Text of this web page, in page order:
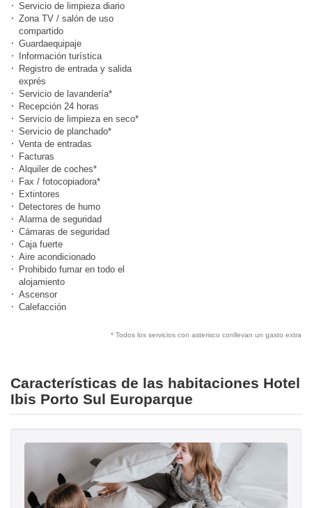
Servicio de limpieza diario
Zona TV / salón de uso
compartido
Guardaequipaje
Información turística
Registro de entrada y salida
exprés
Servicio de lavandería*
Recepción 24 horas
Servicio de limpieza en seco*
Servicio de planchado*
Venta de entradas
Facturas
Alquiler de coches*
Fax / fotocopiadora*
Extintores
Detectores de humo
Alarma de seguridad
Cámaras de seguridad
Caja fuerte
Aire acondicionado
Prohibido fumar en todo el
alojamiento
Ascensor
Calefacción
* Todos los servicios con asterisco conllevan un gasto extra
Características de las habitaciones Hotel
Ibis Porto Sul Europarque